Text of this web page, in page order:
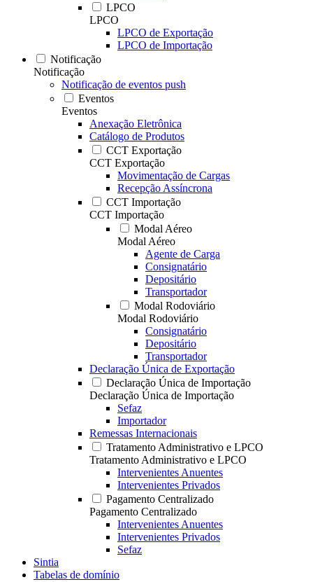
LPCO
LPCO
LPCO de Exportação
LPCO de Importação
Notificação
Notificação
Notificação de eventos push
Eventos
Eventos
Anexação Eletrônica
Catálogo de Produtos
CCT Exportação
CCT Exportação
Movimentação de Cargas
Recepção Assíncrona
CCT Importação
CCT Importação
Modal Aéreo
Modal Aéreo
Agente de Carga
Consignatário
Depositário
Transportador
Modal Rodoviário
Modal Rodoviário
Consignatário
Depositário
Transportador
Declaração Única de Exportação
Declaração Única de Importação
Declaração Única de Importação
Sefaz
Importador
Remessas Internacionais
Tratamento Administrativo e LPCO
Tratamento Administrativo e LPCO
Intervenientes Anuentes
Intervenientes Privados
Pagamento Centralizado
Pagamento Centralizado
Intervenientes Anuentes
Intervenientes Privados
Sefaz
Sintia
Tabelas de domínio